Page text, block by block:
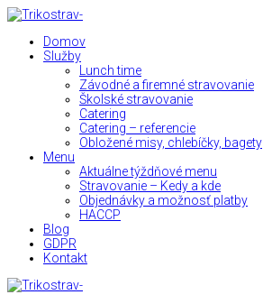
Domov
Služby
Lunch time
Závodné a firemné stravovanie
Školské stravovanie
Catering
Catering – referencie
Obložené misy, chlebíčky, bagety
Menu
Aktuálne týždňové menu
Stravovanie – Kedy a kde
Objednávky a možnosť platby
HACCP
Blog
GDPR
Kontakt